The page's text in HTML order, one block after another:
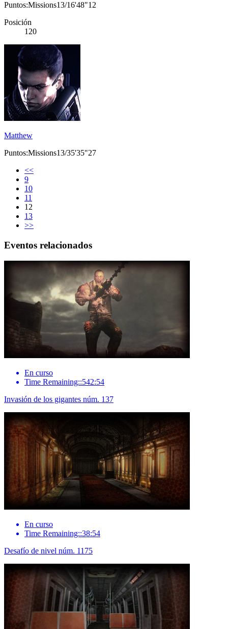
Puntos:Missions13/16'48"12
Posición
120
Matthew
Puntos:Missions13/35'35"27
<<
9
10
11
12
13
>>
Eventos relacionados
En curso
Time Remaining::542:54
Invasión de los gigantes núm. 137
En curso
Time Remaining::38:54
Desafío de nivel núm. 1175